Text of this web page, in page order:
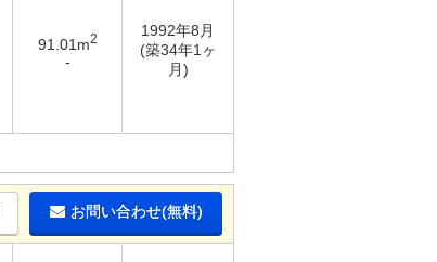
91.01m2
-
1992年8月
(築34年1ヶ
月)
お問い合わせ(無料)